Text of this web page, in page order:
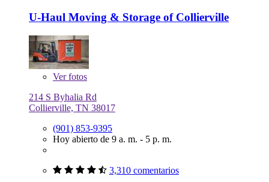
U-Haul Moving & Storage of Collierville
Verfotos
214 S Byhalia Rd
Collierville, TN 38017
(901) 853-9395
Hoy abierto de 9 a. m. - 5 p. m.
3,310 comentarios